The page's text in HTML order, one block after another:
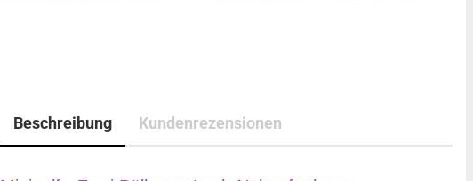
Beschreibung Kundenrezensionen